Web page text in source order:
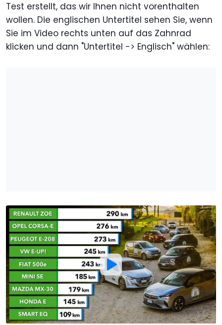
Test erstellt, das wir Ihnen nicht vorenthalten
wollen. Die englischen Untertitel sehen Sie, wenn
Sie im Video rechts unten auf das Zahnrad
klicken und dann "Untertitel -> Englisch" wählen: